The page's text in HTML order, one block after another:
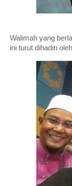
Walimah yang
ini turut dihadiri